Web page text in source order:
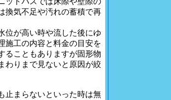
換気不足や汚れの蓄積で再
位が高い時や流した後にゆ
施工の内容と料金の目安を
ることもありますが固形物
わりまで見ないと原因が絞
止まらないといった時は無